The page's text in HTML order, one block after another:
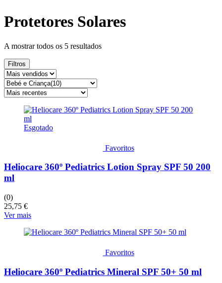
Protetores Solares
A mostrar todos os 5 resultadosOrdenado
Filtros
Esgotado
Favoritos
Heliocare 360º Pediatrics Lotion Spray SPF 50 200
ml
(0)
25,75 €
Ver mais
Favoritos
Heliocare 360º Pediatrics Mineral SPF 50+ 50 ml